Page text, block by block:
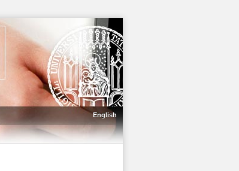
English